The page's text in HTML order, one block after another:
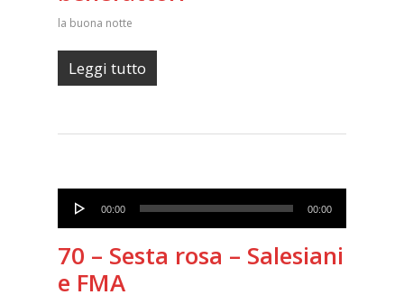
la buona notte
Leggi tutto
Audio
Player
00:00 00:00
70 – Sesta rosa – Salesiani
e FMA